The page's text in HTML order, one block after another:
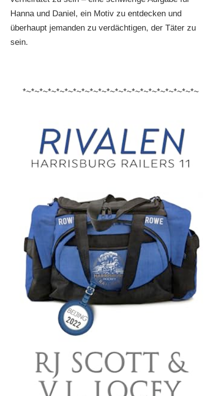
Hanna und Daniel, ein Motiv zu entdecken und
überhaupt jemanden zu verdächtigen, der Täter zu
sein.
*~*~*~*~*~*~*~*~*~*~*~*~*~*~*~*~*~*~*~*~*~